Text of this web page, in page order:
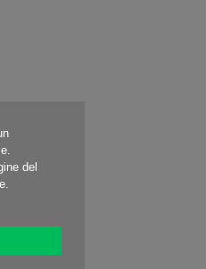
del